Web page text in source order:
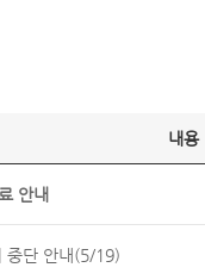
내용
안내
중단 안내(5/19)